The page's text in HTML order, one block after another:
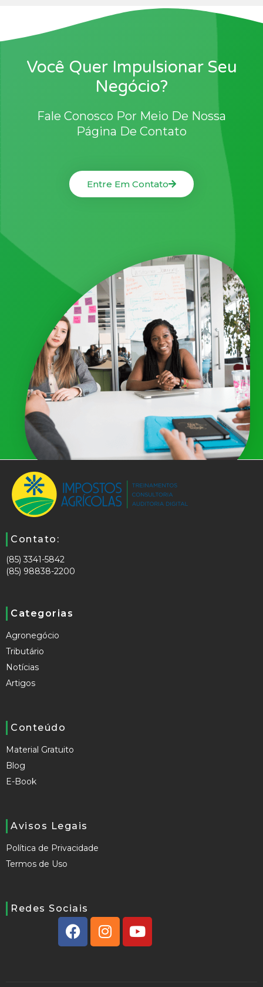
Você Quer Impulsionar Seu
Negócio?
Fale Conosco Por Meio De Nossa
Página De Contato
Entre Em Contato
Contato:
(85) 3341-5842
(85) 98838-2200
Categorias
Agronegócio
Tributário
Notícias
Artigos
Conteúdo
Material Gratuito
Blog
E-Book
Avisos Legais
Política de Privacidade
Termos de Uso
Redes Sociais
F
a
I
n
Y
o